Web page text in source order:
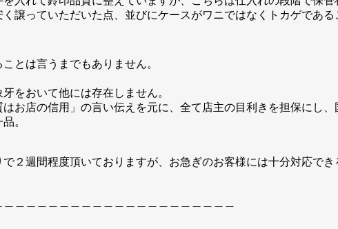
譲っていただいた点、並びにケースがワニではなくトカゲであ
とは言うまでもありません。
をおいて他には存在しません。
お店の信用」の言い伝えを元に、全て店主の目利きを担保にし
。
２週間程度頂いておりますが、お急ぎのお客様には十分対応でき